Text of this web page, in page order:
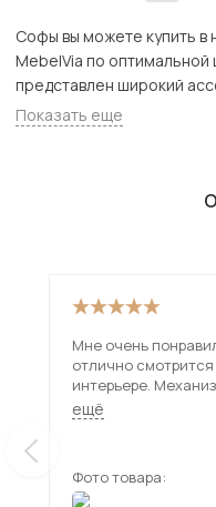
Софы вы можете купить
MebelVia по оптимальной цене. В разделе
представлен широкий
Москве и Подмосковью, включая Руза.
категории «Софы» - 2798
Показать еще
Мне очень
отлично
интерьере.
удобный из всех.
спальное место
ещё
Фото товара: